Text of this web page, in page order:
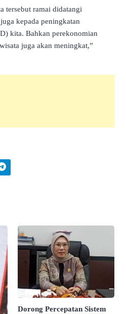
tersebut ramai didatangi
kepada peningkatan
kita. Bahkan perekonomian
juga akan meningkat,”
Dorong Percepatan Sistem